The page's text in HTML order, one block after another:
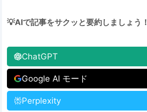
💡AIで記事をサクッと要約しましょう！
ChatGPT
Google AI モード
Perplexity